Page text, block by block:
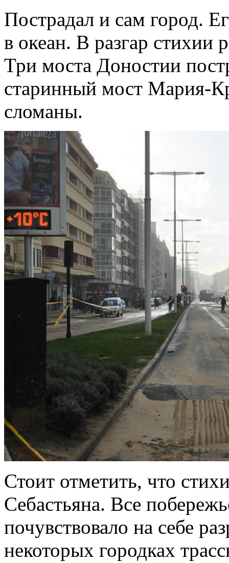
Пострадал и сам город.
в океан. В разгар стихии
Три моста Доностии
старинный мост Мария-
сломаны.
Стоит отметить, что
Себастьяна. Все
почувствовало на себе
некоторых городках